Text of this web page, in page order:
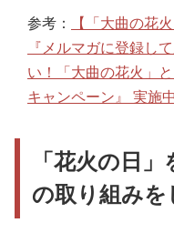
参考：
【「大曲の花
『メルマガに登録し
い！「大曲の花火」
キャンペーン』 実施中
「花火の日
の取り組みを